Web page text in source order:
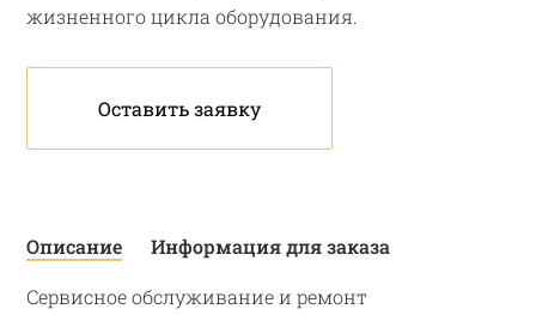
жизненного цикла оборудования.
Оставить заявку
Описание
Информация для заказа
Сервисное обслуживание и ремонт